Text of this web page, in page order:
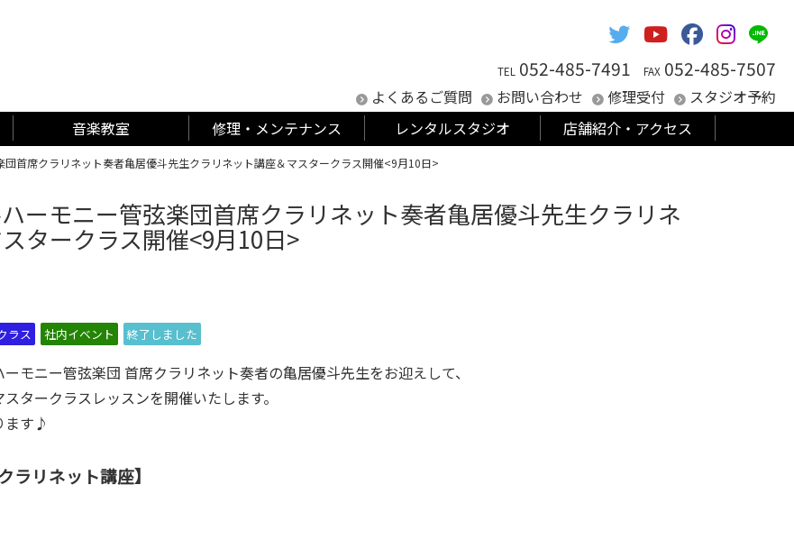
TEL 052-485-7491 FAX 052-485-7507
よくあるご質問 お問い合わせ 修理受付
スタジオ予約
音楽教室 修理・メンテナンス レンタルスタジオ 店舗紹介・アクセス
首席クラリネット奏者亀居優斗先生クラリネット講座＆マスタークラス開催<9月10日>
ーモニー管弦楽団首席クラリネット奏者亀居優斗先生クラリネ
タークラス開催<9月10日>
ラス 社内イベント 終了しました
モニー管弦楽団 首席クラリネット奏者の亀居優斗先生をお迎えして、
タークラスレッスンを開催いたします。
ます♪
ラリネット講座】